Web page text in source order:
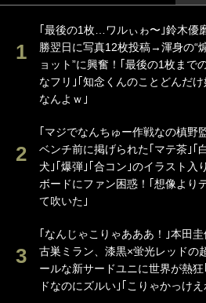
｢最後の1枚…ワルぃゎ〜｣鈴木優
勝翌日に写真12枚投稿→渾身の“
ョット”に興奮！｢最後の1枚まで
なフリ｣｢知念くんのことどんだけ
なんよｗ｣
｢マジでなんちゅー作戦なの槙野
ベンチ前に掲げられた｢マテ茶｣｢
犬｣｢爆弾｣｢合コン｣のイラスト入
ボードにファン困惑！｢想像より
て吹いた｣
｢なんじゃこりゃあああ！｣本田
古巣ミラン、漆黒×蛍光レッドの
ールな新サードユニに世界が熱狂
ドなのにズルい｣｢こりゃかっけえ